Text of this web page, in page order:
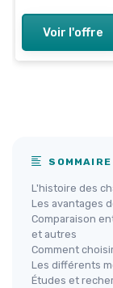
Voir l'offre
SOMMAIRE
L'histoire des
Les avantages
Comparaison
et autres
Comment
Les différents
Études et